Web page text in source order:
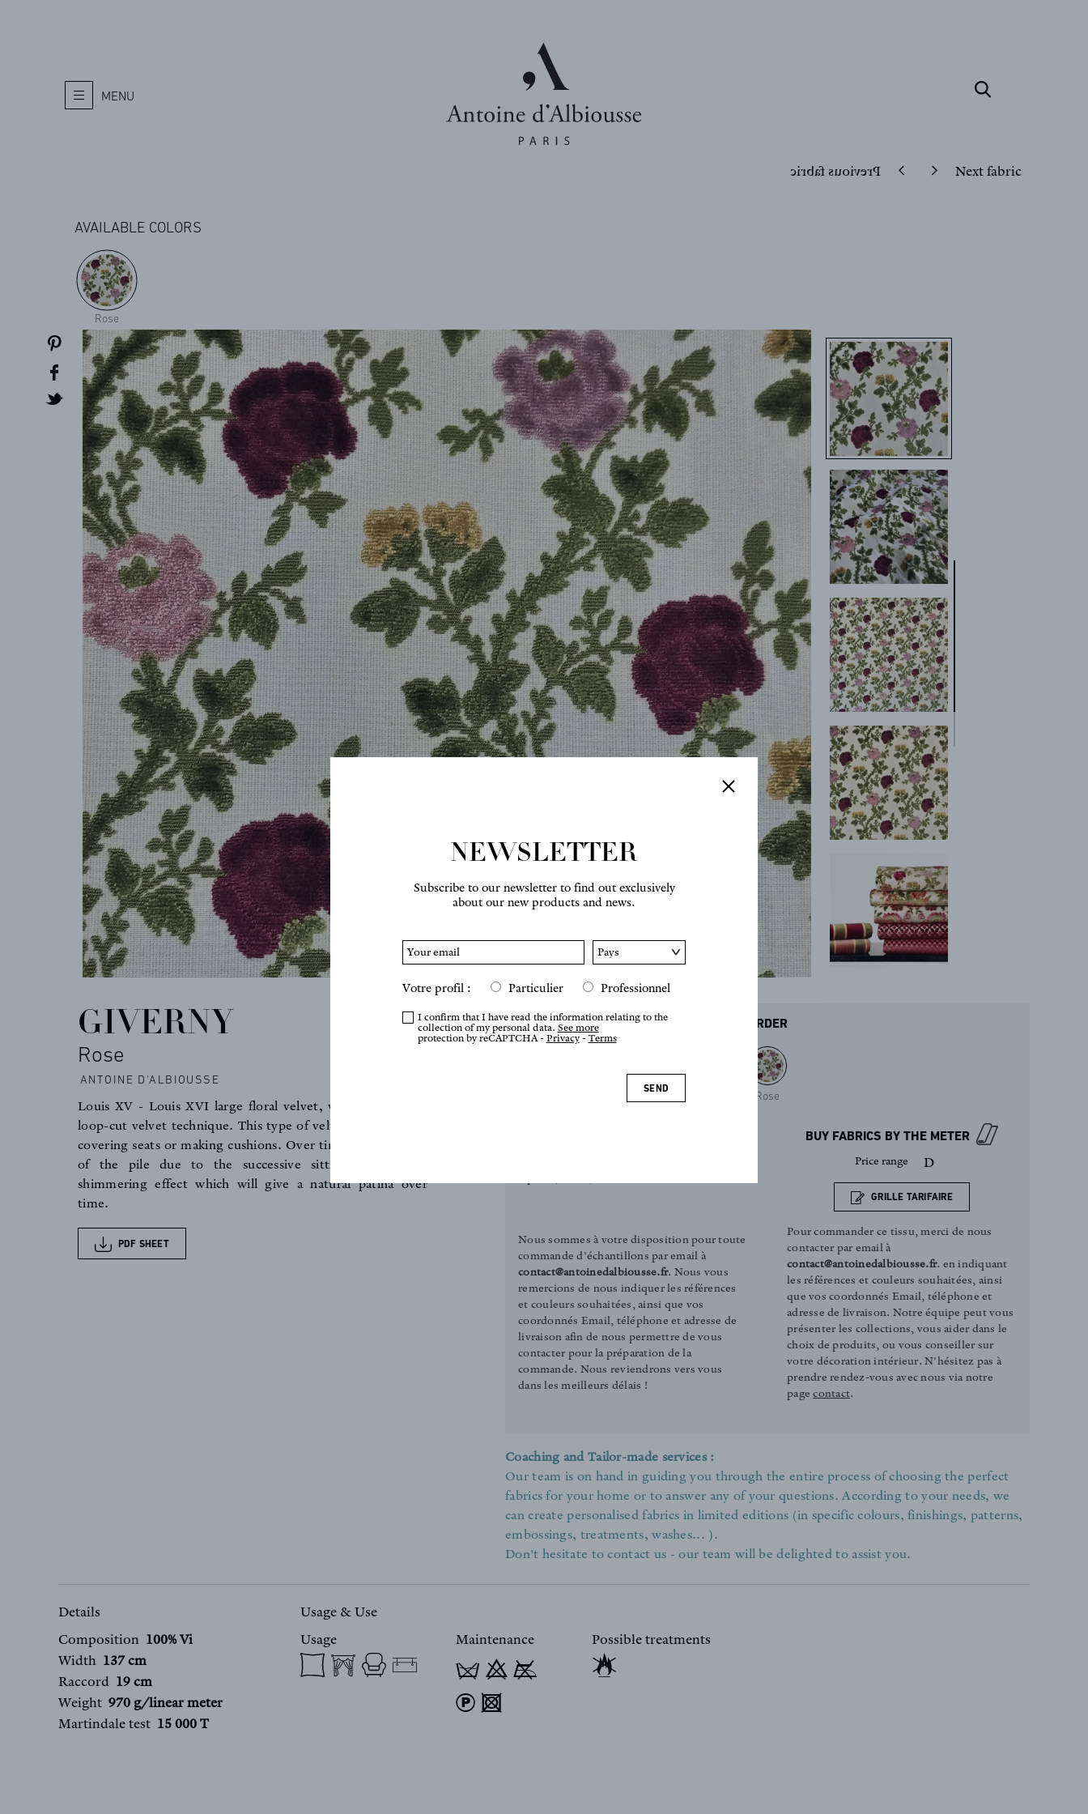
CREATOR
COLLECTIONS
ARCHIVES
CONTACT
REFERENCES
PROFESSIONALS
FAQ
NEWS
MENU
AVAILABLE COLORS
Rose
GIVERNY
Rose
ANTOINE D'ALBIOUSSE
Louis XV - Louis XVI large floral velvet, woven using the
loop-cut velvet technique. This type of velvet is perfect for
covering seats or making cushions. Over time, the crushing
of the pile due to the successive sitting can give a
shimmering effect which will give a natural patina over
time.
PDF SHEET
ORDER
Rose
Nous sommes à votre disposition pour toute
commande d'échantillons par email à
contact@antoinedalbiousse.fr. Nous vous
remercions de nous indiquer les références
et couleurs souhaitées, ainsi que vos
coordonnés Email, téléphone et adresse de
livraison afin de nous permettre de vous
contacter pour la préparation de la
commande. Nous reviendrons vers vous
dans les meilleurs délais !
BUY FABRICS BY THE METER
Price range D
GRILLE TARIFAIRE
Pour commander ce tissu, merci de nous
contacter par email à
contact@antoinedalbiousse.fr. en indiquant
les références et couleurs souhaitées, ainsi
que vos coordonnés Email, téléphone et
adresse de livraison. Notre équipe peut vous
présenter les collections, vous aider dans le
choix de produits, ou vous conseiller sur
votre décoration intérieur. N'hésitez pas à
prendre rendez-vous avec nous via notre
pagecontact.
Coaching and Tailor-made services :
Our team is on hand in guiding you through the entire process of choosing the perfect
fabrics for your home or to answer any of your questions. According to your needs, we
can create personalised fabrics in limited editions (in specific colours, finishings, patterns,
embossings, treatments, washes... ).
Don't hesitate to contact us - our team will be delighted to assist you.
Details
Composition 100% Vi
Width 137 cm
Raccord 19 cm
Weight 970 g/linear meter
Martindale test 15 000 T
Usage & Use
Usage
Maintenance
T 9 y
) 4
Possible treatments
NEWSLETTER
Subscribe to our newsletter to find out exclusively
about our new products and news.
Votre profil : Particulier Professionnel
I confirm that I have read the information relating to the
collection of my personal data. See more
protection by reCAPTCHA - Privacy- Terms
SEND
Previous fabric Next fabric